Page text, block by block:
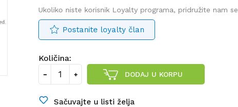
Ukoliko niste korisnik Loyalty programa, pridružite nam se
Postanite loyalty član
Količina:
DODAJ U KORPU
Sačuvajte u listi želja